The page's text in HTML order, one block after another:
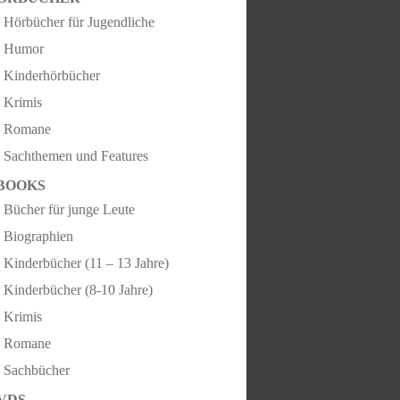
Hörbücher für Jugendliche
Humor
Kinderhörbücher
Krimis
Romane
Sachthemen und Features
Bücher für junge Leute
Biographien
Kinderbücher (11 – 13 Jahre)
Kinderbücher (8-10 Jahre)
Krimis
Romane
Sachbücher